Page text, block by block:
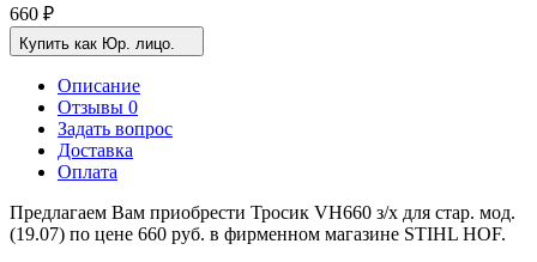
660 ₽
Купить как Юр. лицо.
Описание
Отзывы 0
Задать вопрос
Доставка
Оплата
Предлагаем Вам приобрести Тросик VH660 з/х для стар. мод.
(19.07) по цене 660 руб. в фирменном магазине STIHL HOF.